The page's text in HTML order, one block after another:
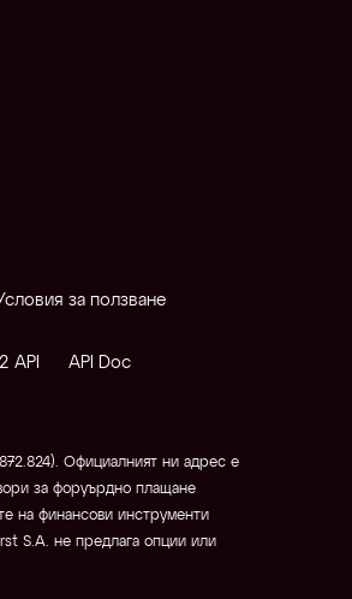
за ползване
API
API Doc
Официалният ни адрес е
за форуърдно плащане
на финансови инструменти
S.A. не предлага опции или